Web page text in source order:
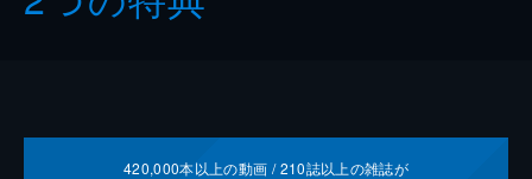
420,000本以上の動画 /210誌以上の雑誌が